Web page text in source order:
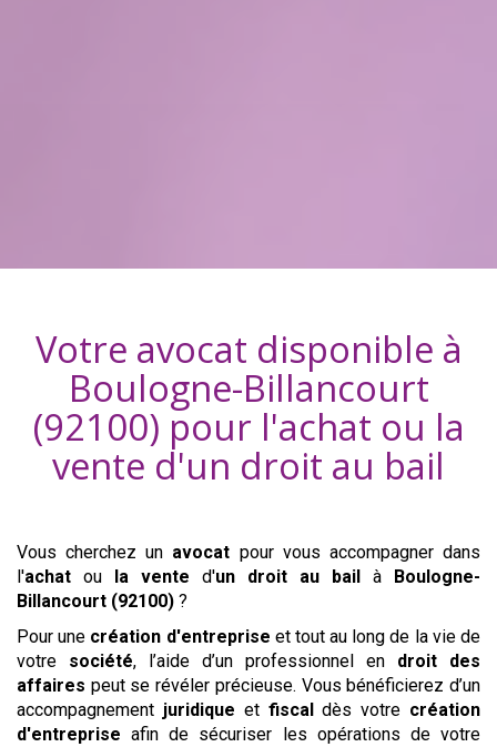
Votre avocat disponible à
Boulogne-Billancourt
(92100) pour l'achat ou la
vente d'un droit au bail
Vous cherchez un avocat pour vous accompagner dans
l'achat ou la vente d'un droit au bail à
Boulogne-
Billancourt (92100) ?
Pour une création d'entreprise et tout au long de la vie de
votre société, l’aide d’un professionnel en droit des
affaires peut se révéler précieuse. Vous bénéficierez d’un
accompagnement juridique et fiscal dès votre création
d'entreprise afin de sécuriser les opérations de votre